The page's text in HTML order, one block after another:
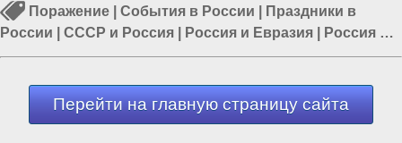
Поражение События в России
Праздники в
России
СССР и Россия Россия и Евразия
Россия и
Запад|Россия и Европа
Перейти на главную страницу сайта